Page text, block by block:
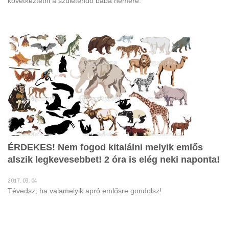
ÉRDEKES! Nem fogod kitalálni melyik emlős
alszik legkevesebbet! 2 óra is elég neki naponta!
2017. 03. 04
Tévedsz, ha valamelyik apró emlősre gondolsz!